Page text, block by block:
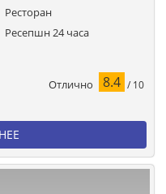
Ресторан
Ресепшн 24 часа
Отлично 8.4 / 10